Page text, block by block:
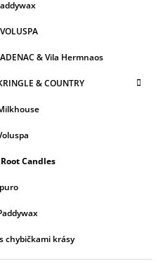
& Vila Hermnaos
& COUNTRY
Candles
chybičkami krásy